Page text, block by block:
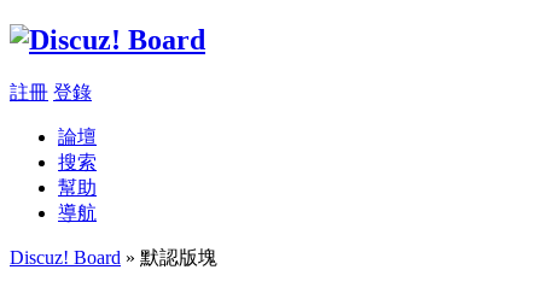
註冊 登錄
論壇
搜索
幫助
導航
Discuz! Board » 默認版塊